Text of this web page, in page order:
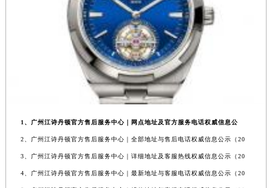
1、广州江诗丹顿官方售后服务中心｜网点地址及官方服务电话权威信息公
2、广州江诗丹顿官方售后服务中心｜全部地址与售后电话权威信息公示（20
3、广州江诗丹顿官方售后服务中心｜详细地址及客服热线权威信息公示（20
4、广州江诗丹顿官方售后服务中心｜最新地址与客服电话权威信息公示（20